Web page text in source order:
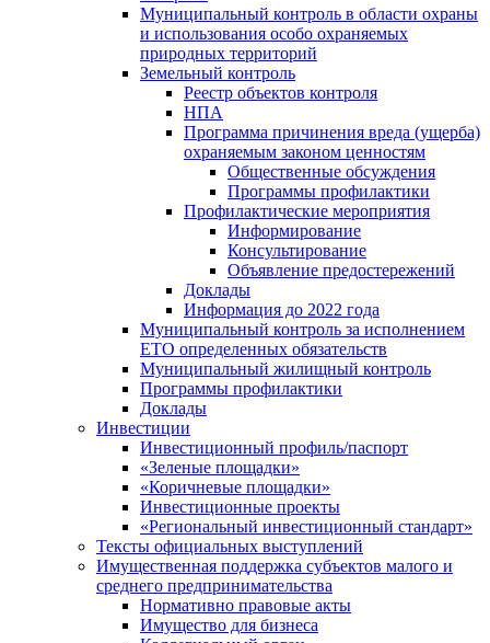
Муниципальный контроль в области охраны
и использования особо охраняемых
природных территорий
Земельный контроль
Реестр объектов контроля
НПА
Программа причинения вреда (ущерба)
охраняемым законом ценностям
Общественные обсуждения
Программы профилактики
Профилактические мероприятия
Информирование
Консультирование
Объявление предостережений
Доклады
Информация до 2022 года
Муниципальный контроль за исполнением
ЕТО определенных обязательств
Муниципальный жилищный контроль
Программы профилактики
Доклады
Инвестиции
Инвестиционный профиль/паспорт
«Зеленые площадки»
«Коричневые площадки»
Инвестиционные проекты
«Региональный инвестиционный стандарт»
Тексты официальных выступлений
Имущественная поддержка субъектов малого и
среднего предпринимательства
Нормативно правовые акты
Имущество для бизнеса